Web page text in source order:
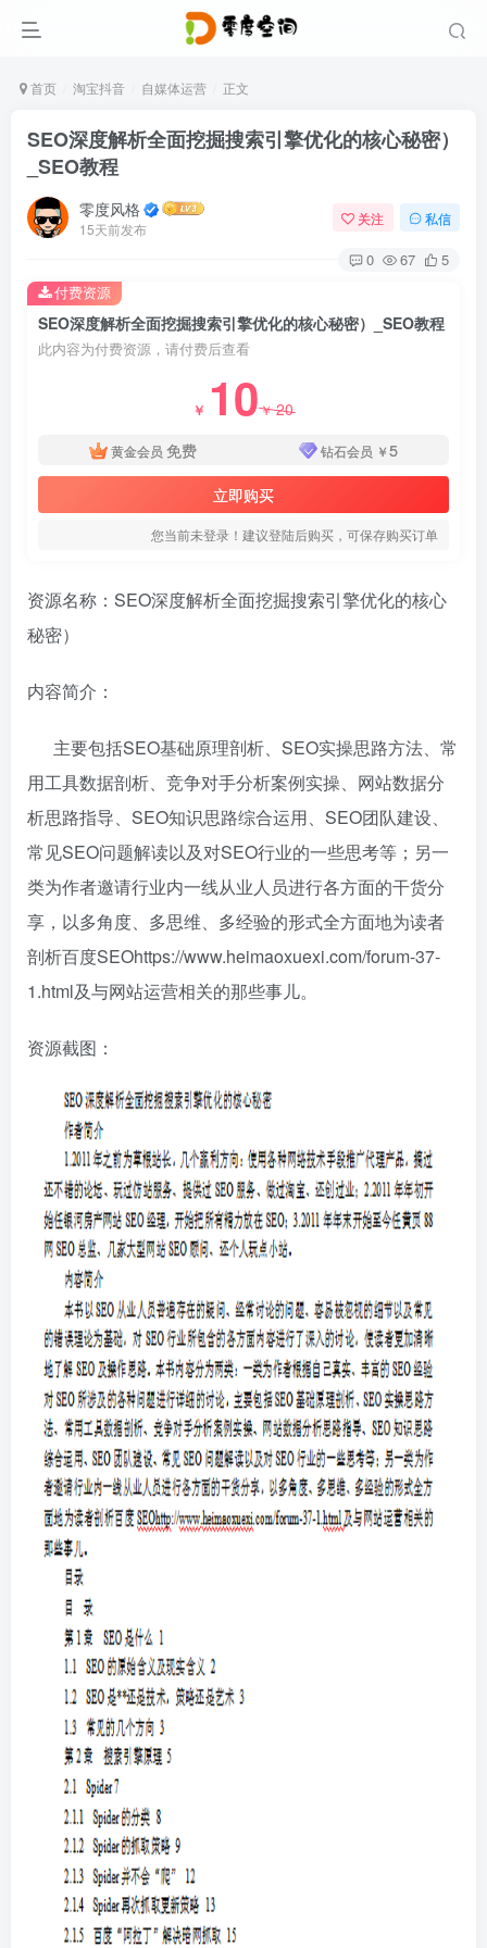
首页 淘宝抖音 自媒体运营 正文
SEO深度解析全面挖掘搜索引擎优化的核心秘密）
_SEO教程
零度风格
15天前发布
关注 私信
0 67 5
SEO深度解析全面挖掘搜索引擎优化的核心秘密）_SEO教程
此内容为付费资源，请付费后查看
￥ 10￥20
黄金会员 免费 钻石会员 ￥5
立即购买
您当前未登录！建议登陆后购买，可保存购买订单
付费资源
资源名称：SEO深度解析全面挖掘搜索引擎优化的核心
秘密）
内容简介：
主要包括SEO基础原理剖析、SEO实操思路方法、常
用工具数据剖析、竞争对手分析案例实操、网站数据分
析思路指导、SEO知识思路综合运用、SEO团队建设、
常见SEO问题解读以及对SEO行业的一些思考等；另一
类为作者邀请行业内一线从业人员进行各方面的干货分
享，以多角度、多思维、多经验的形式全方面地为读者
剖析百度SEOhttps://www.heimaoxuexi.com/forum-37-
1.html及与网站运营相关的那些事儿。
资源截图：